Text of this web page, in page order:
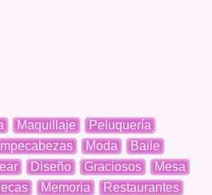
Maquillaje
Peluquería
Moda
Baile
Diseño Graciosos
Mesa
Memoria
Restaurantes